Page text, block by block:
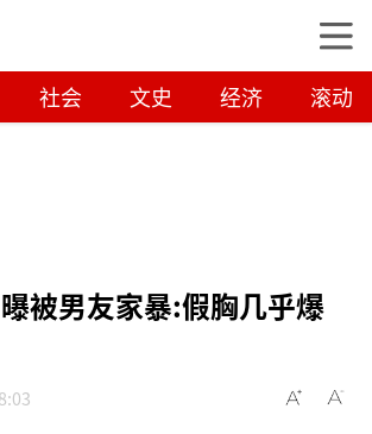
社会 文史 经济 滚动
被男友家暴:假胸几乎爆